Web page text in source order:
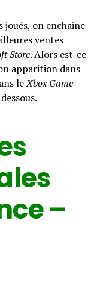
joués, on enchaine
ventes
Store. Alors est-ce
apparition dans
leXbox Game
–